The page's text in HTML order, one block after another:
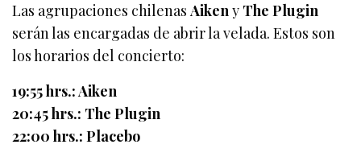
Las agrupaciones chilenasAikeny The Plugin
serán las encargadas de abrir la velada. Estos son
los horarios del concierto:
19:55 hrs.: Aiken
20:45 hrs.: The Plugin
22:00 hrs.: Placebo